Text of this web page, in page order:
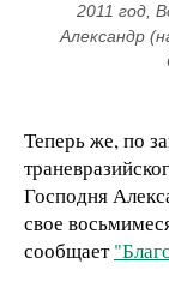
2011 год,
Александр
Теперь же, по
Господня
свое
сообщает